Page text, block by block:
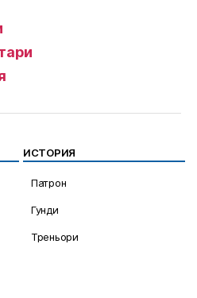
ИСТОРИЯ
Патрон
Гунди
Треньори